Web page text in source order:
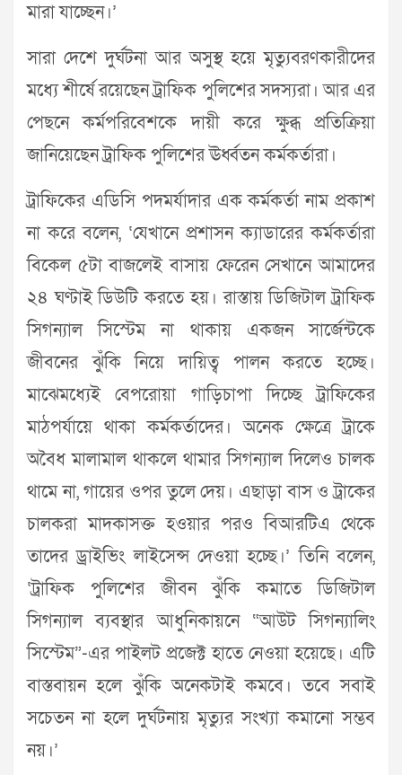
মারা যাচ্ছেন।’
সারা দেশে দুর্ঘটনা আর অসুস্থ হয়ে মৃত্যুবরণকারীদের
মধ্যে শীর্ষে রয়েছেন ট্রাফিক পুলিশের সদস্যরা। আর এর
পেছনে কর্মপরিবেশকে দায়ী করে ক্ষুব্ধ প্রতিক্রিয়া
জানিয়েছেন ট্রাফিক পুলিশের ঊর্ধ্বতন কর্মকর্তারা।
ট্রাফিকের এডিসি পদমর্যাদার এক কর্মকর্তা নাম প্রকাশ
না করে বলেন, ‘যেখানে প্রশাসন ক্যাডারের কর্মকর্তারা
বিকেল ৫টা বাজলেই বাসায় ফেরেন সেখানে আমাদের
২৪ ঘণ্টাই ডিউটি করতে হয়। রাস্তায় ডিজিটাল ট্রাফিক
সিগন্যাল সিস্টেম না থাকায় একজন সার্জেন্টকে
জীবনের ঝুঁকি নিয়ে দায়িত্ব পালন করতে হচ্ছে।
মাঝেমধ্যেই বেপরোয়া গাড়িচাপা দিচ্ছে ট্রাফিকের
মাঠপর্যায়ে থাকা কর্মকর্তাদের। অনেক ক্ষেত্রে ট্রাকে
অবৈধ মালামাল থাকলে থামার সিগন্যাল দিলেও চালক
থামে না, গায়ের ওপর তুলে দেয়। এছাড়া বাস ও ট্রাকের
চালকরা মাদকাসক্ত হওয়ার পরও বিআরটিএ থেকে
তাদের ড্রাইভিং লাইসেন্স দেওয়া হচ্ছে।’ তিনি বলেন,
‘ট্রাফিক পুলিশের জীবন ঝুঁকি কমাতে ডিজিটাল
সিগন্যাল ব্যবস্থার আধুনিকায়নে “আউট সিগন্যালিং
সিস্টেম”-এর পাইলট প্রজেক্ট হাতে নেওয়া হয়েছে। এটি
বাস্তবায়ন হলে ঝুঁকি অনেকটাই কমবে। তবে সবাই
সচেতন না হলে দুর্ঘটনায় মৃত্যুর সংখ্যা কমানো সম্ভব
নয়।’